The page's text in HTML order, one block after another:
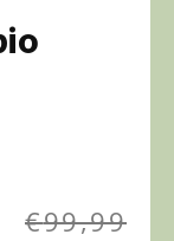
€99,99